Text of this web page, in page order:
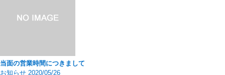
当面の営業時間につきまして
お知らせ 2020/05/26